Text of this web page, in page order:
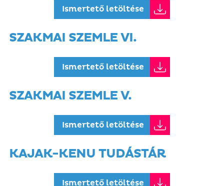
Ismertető letöltése
SZAKMAI SZEMLE VI.
Ismertető letöltése
SZAKMAI SZEMLE V.
Ismertető letöltése
KAJAK-KENU TUDÁSTÁR
Ismertető letöltése